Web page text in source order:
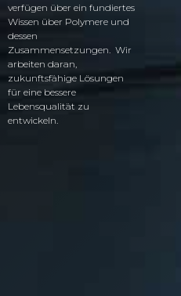
verfügen über ein fundiertes
Wissen über Polymere und
dessen
Zusammensetzungen. Wir
arbeiten daran,
zukunftsfähige Lösungen
für eine bessere
Lebensqualität zu
entwickeln.